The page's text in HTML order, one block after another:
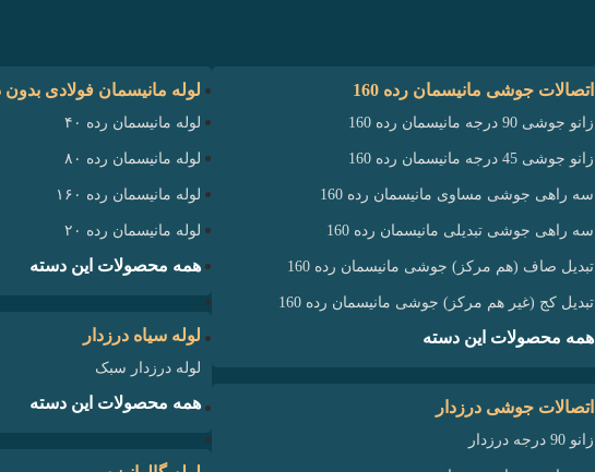
لوله مانیسمان فولادی بدون
لوله مانیسمان رده ۴۰
لوله مانیسمان رده ۸۰
لوله مانیسمان رده ۱۶۰
لوله مانیسمان رده ۲۰
همه محصولات این دسته
لوله سیاه درزدار
لوله درزدار سبک
همه محصولات این دسته
اتصالات جوشی مانیسمان رده 160
زانو جوشی 90 درجه مانیسمان رده 160
زانو جوشی 45 درجه مانیسمان رده 160
سه راهی جوشی مساوی مانیسمان رده 160
سه راهی جوشی تبدیلی مانیسمان رده 160
تبدیل صاف (هم مرکز) جوشی مانیسمان رده 160
تبدیل کج (غیر هم مرکز) جوشی مانیسمان رده 160
همه محصولات این دسته
اتصالات جوشی درزدار
زانو 90 درجه درزدار